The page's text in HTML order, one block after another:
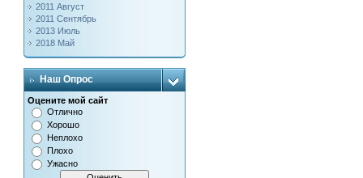
2011 Август
2011 Сентябрь
2013 Июль
2018 Май
Наш Опрос
Оцените мой сайт
Отлично
Хорошо
Неплохо
Плохо
Ужасно